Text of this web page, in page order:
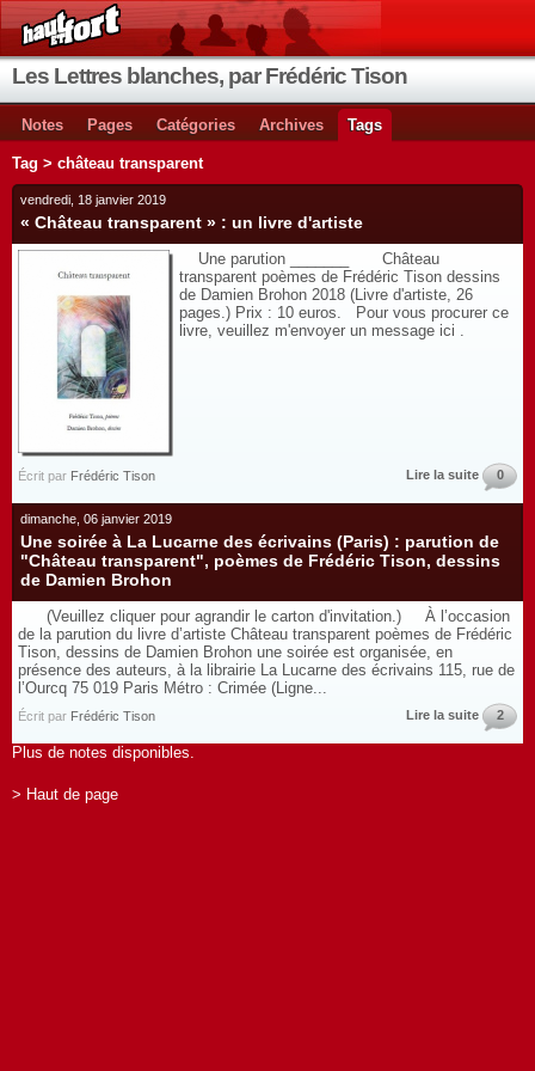
Les Lettres blanches, par Frédéric Tison
Notes Pages Catégories Archives Tags
Tag > château transparent
vendredi, 18 janvier 2019
« Château transparent » : un livre d'artiste
Une parution _______ Château
transparent poèmes de Frédéric Tison dessins
de Damien Brohon 2018 (Livre d'artiste, 26
pages.) Prix : 10 euros. Pour vous procurer ce
livre, veuillez m'envoyer un message ici .
Écrit par Frédéric Tison Lire la suite 0
dimanche, 06 janvier 2019
Une soirée à La Lucarne des écrivains (Paris) : parution de
"Château transparent", poèmes de Frédéric Tison, dessins
de Damien Brohon
(Veuillez cliquer pour agrandir le carton d'invitation.) À l’occasion
de la parution du livre d’artiste Château transparent poèmes de Frédéric
Tison, dessins de Damien Brohon une soirée est organisée, en
présence des auteurs, à la librairie La Lucarne des écrivains 115, rue de
l’Ourcq 75 019 Paris Métro : Crimée (Ligne...
Écrit par Frédéric Tison Lire la suite 2
Plus de notes disponibles.
> Haut de page